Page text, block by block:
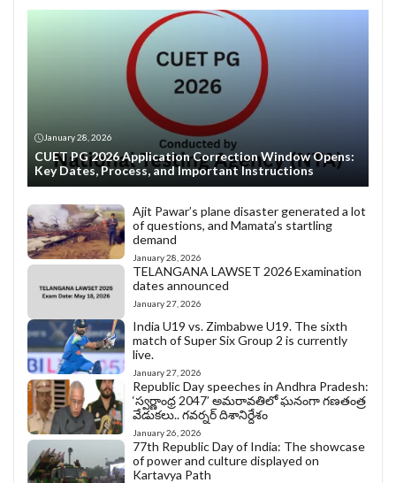
January 28, 2026
CUET PG 2026 Application Correction Window Opens:
Key Dates, Process, and Important Instructions
Ajit Pawar’s plane disaster generated a lot
of questions, and Mamata’s startling
demand
January 28, 2026
TELANGANA LAWSET 2026 Examination
dates announced
January 27, 2026
India U19 vs. Zimbabwe U19. The sixth
match of Super Six Group 2 is currently
live.
January 27, 2026
Republic Day speeches in Andhra Pradesh:
‘స్వర్ణాంధ్ర 2047’ అమరావతిలో ఘనంగా గణతంత్ర
వేడుకలు.. గవర్నర్ దిశానిర్దేశం
January 26, 2026
77th Republic Day of India: The showcase
of power and culture displayed on
Kartavya Path